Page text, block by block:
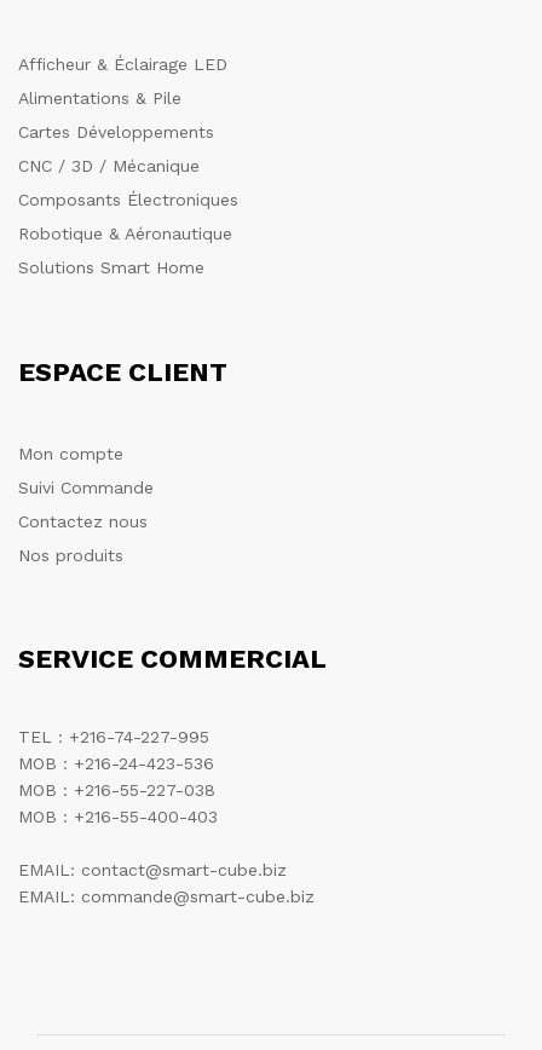
Afficheur & Éclairage LED
Alimentations & Pile
Cartes Développements
CNC / 3D / Mécanique
Composants Électroniques
Robotique & Aéronautique
Solutions Smart Home
ESPACE CLIENT
Mon compte
Suivi Commande
Contactez nous
Nos produits
SERVICE COMMERCIAL
TEL : +216-74-227-995
MOB : +216-24-423-536
MOB : +216-55-227-038
MOB : +216-55-400-403
EMAIL: contact@smart-cube.biz
EMAIL: commande@smart-cube.biz